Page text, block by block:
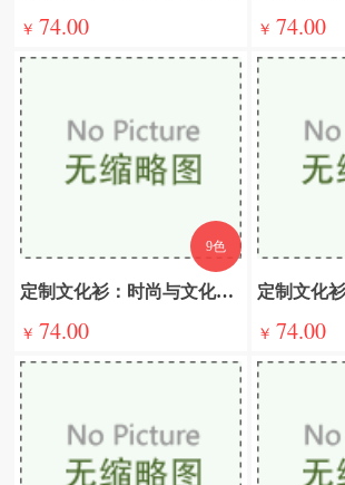
￥ 74.00 ￥ 74.00
9色
定制文化衫：时尚与文化的交响曲，奏响多元意义新篇章
￥ 74.00 ￥ 74.00